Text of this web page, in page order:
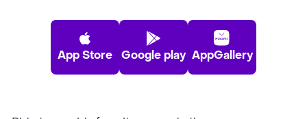
App Store Google play AppGallery